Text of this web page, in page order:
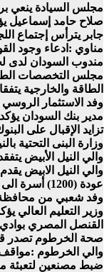
مجلس السيادة ينعي
صلاح حامد إسماعيل
جابر يترأس إجتماع
مناوي :ادعاء وجود
مندوب السودان لدى
مجلس التخصصات
الطاقة والخارجية
وفد الاستثمار الروسي
مدير بنك السودان
تزايد الإقبال على
وزارة البنى التحتية
والي النيل الأبيض
والي النيل الابيض
عودة (1200) أسرة الى ولاية سنار
وفد شعبي من محافظة
وزير التعليم العالي
القنصل المصري بوادي حلفاي منح تأشيرة ل42 حالة
صحة الخرطوم تصدر
والي الخرطوم :مواقف
ضبط مصنعين لتعبئة